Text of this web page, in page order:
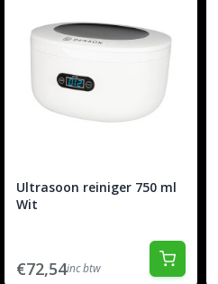
Ultrasoon reiniger 750 ml
Wit
€72,54inc btw